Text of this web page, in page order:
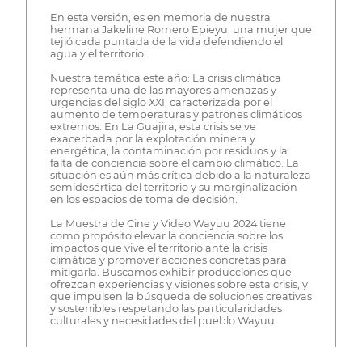
En esta versión, es en memoria de nuestra
hermana Jakeline Romero Epieyu, una mujer que
tejió cada puntada de la vida defendiendo el
agua y el territorio.
Nuestra temática este año: La crisis climática
representa una de las mayores amenazas y
urgencias del siglo XXI, caracterizada por el
aumento de temperaturas y patrones climáticos
extremos. En La Guajira, esta crisis se ve
exacerbada por la explotación minera y
energética, la contaminación por residuos y la
falta de conciencia sobre el cambio climático. La
situación es aún más crítica debido a la naturaleza
semidesértica del territorio y su marginalización
en los espacios de toma de decisión.
La Muestra de Cine y Video Wayuu 2024 tiene
como propósito elevar la conciencia sobre los
impactos que vive el territorio ante la crisis
climática y promover acciones concretas para
mitigarla. Buscamos exhibir producciones que
ofrezcan experiencias y visiones sobre esta crisis, y
que impulsen la búsqueda de soluciones creativas
y sostenibles respetando las particularidades
culturales y necesidades del pueblo Wayuu.